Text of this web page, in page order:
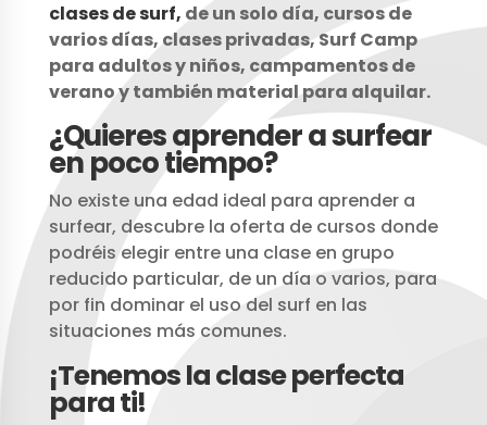
clases de surf, de un solo día, cursos de
varios días, clases privadas, Surf Camp
para adultos y niños, campamentos de
verano y también material para alquilar.
¿Quieres aprender a surfear
en poco tiempo?
No existe una edad ideal para aprender a
surfear, descubre la oferta de cursos donde
podréis elegir entre una clase en grupo
reducido particular, de un día o varios, para
por fin dominar el uso del surf en las
situaciones más comunes.
¡Tenemos la clase perfecta
para ti!